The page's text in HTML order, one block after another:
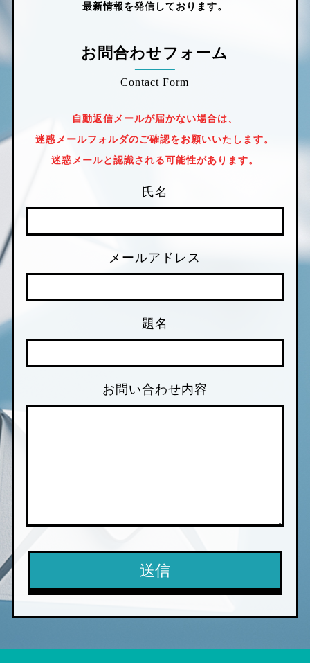
最新情報を発信しております。
お問合わせフォーム
Contact Form
自動返信メールが届かない場合は、
迷惑メールフォルダのご確認をお願いいたします。
迷惑メールと認識される可能性があります。
氏名
メールアドレス
題名
お問い合わせ内容
このフィールドは空のま